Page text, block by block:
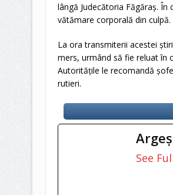
lângă Judecătoria Făgăraș.
vătămare corporală din culpă.
La ora transmiterii acestei
mers, urmând să fie reluat în
Autoritățile le recomandă
rutieri.
See